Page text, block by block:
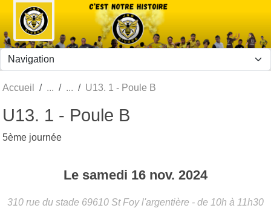
Accueil U13. 1 - Poule B
U13. 1 - Poule B
5ème journée
Le samedi 16 nov. 2024
310 rue du stade 69610 St Foy l'argentière - de 10h à 11h30
Panneau de gestion des cookies